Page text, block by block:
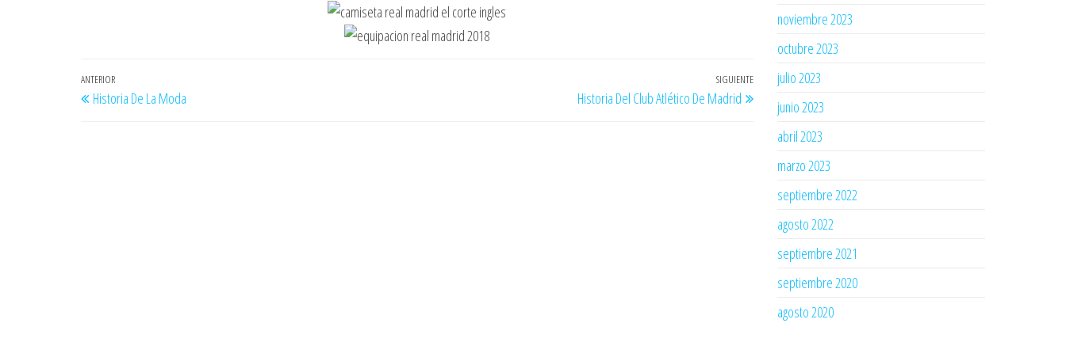
Navegación
de
Entrada
anterior
ANTERIOR
Historia De La Moda
Entrada
siguiente
SIGUIENTE
Historia Del Club Atlético De Madrid
noviembre 2023
octubre 2023
julio 2023
junio 2023
abril 2023
marzo 2023
septiembre 2022
agosto 2022
septiembre 2021
septiembre 2020
agosto 2020